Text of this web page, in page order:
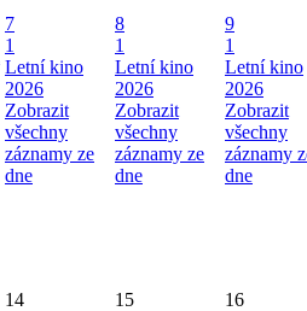
7
1
Letní kino
2026
Zobrazit
všechny
záznamy ze
dne
8
1
Letní kino
2026
Zobrazit
všechny
záznamy ze
dne
9
1
Letní kino
2026
Zobrazit
všechny
záznamy
dne
14 15 16